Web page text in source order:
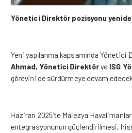
Yönetici Direktör pozisyonu
Yeni yapılanma kapsamında
Ahmad, Yönetici Direktörve ISG
görevini de sürdürmeye devam
Haziran 2025’te Malezya
entegrasyonunun güçlendirilmesi,